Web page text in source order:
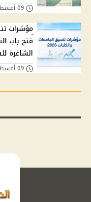
فتح باب
الشاغرة